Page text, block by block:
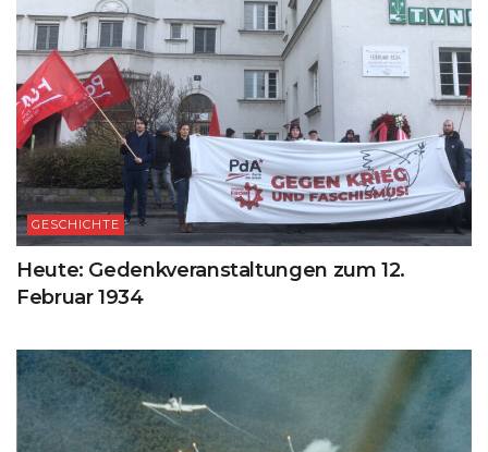
GESCHICHTE
Heute: Gedenkveranstaltungen zum 12.
Februar 1934